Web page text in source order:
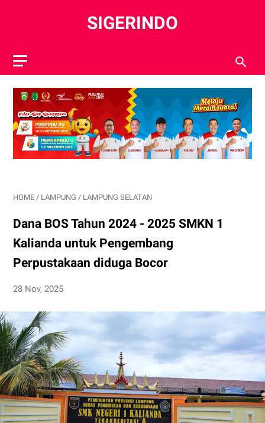
SIGERINDO
HOME / LAMPUNG / LAMPUNG SELATAN
Dana BOS Tahun 2024 - 2025 SMKN 1
Kalianda untuk Pengembang
Perpustakaan diduga Bocor
28 Nov, 2025